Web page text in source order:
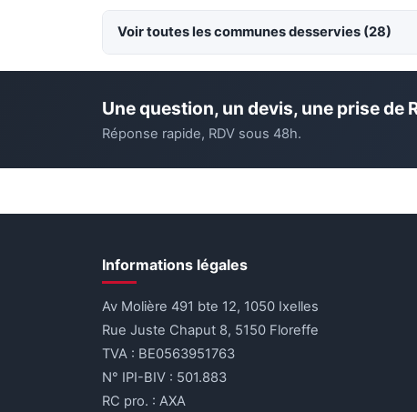
Voir toutes les communes desservies (28)
Une question, un devis, une prise de
Réponse rapide, RDV sous 48h.
Informations légales
Av Molière 491 bte 12, 1050 Ixelles
Rue Juste Chaput 8, 5150 Floreffe
TVA : BE0563951763
N° IPI-BIV : 501.883
RC pro. : AXA